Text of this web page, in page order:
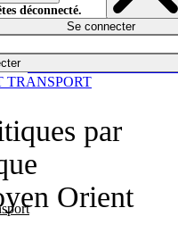
déconnecté.
Se connecter
par
Orient
TRANSPORT